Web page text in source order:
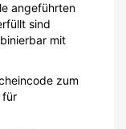
angeführten
sind
mit
zum
für